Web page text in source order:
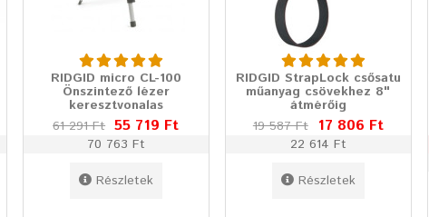
RIDGID micro CL-100
Önszintező lézer
keresztvonalas
61 291 Ft 55 719 Ft
70 763 Ft
Részletek
RIDGID StrapLock csősatu
műanyag csövekhez 8"
átmérőig
19 587 Ft 17 806 Ft
22 614 Ft
Részletek